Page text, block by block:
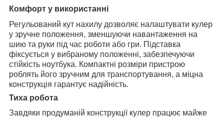
Комфорт у використанні
Регульований кут нахилу дозволяє налаштувати кулер
у зручне положення, зменшуючи навантаження на
шию та руки під час роботи або гри. Підставка
фіксується у вибраному положенні, забезпечуючи
стійкість ноутбука. Компактні розміри пристрою
роблять його зручним для транспортування, а міцна
конструкція гарантує надійність.
Тиха робота
Завдяки продуманій конструкції кулер працює майже